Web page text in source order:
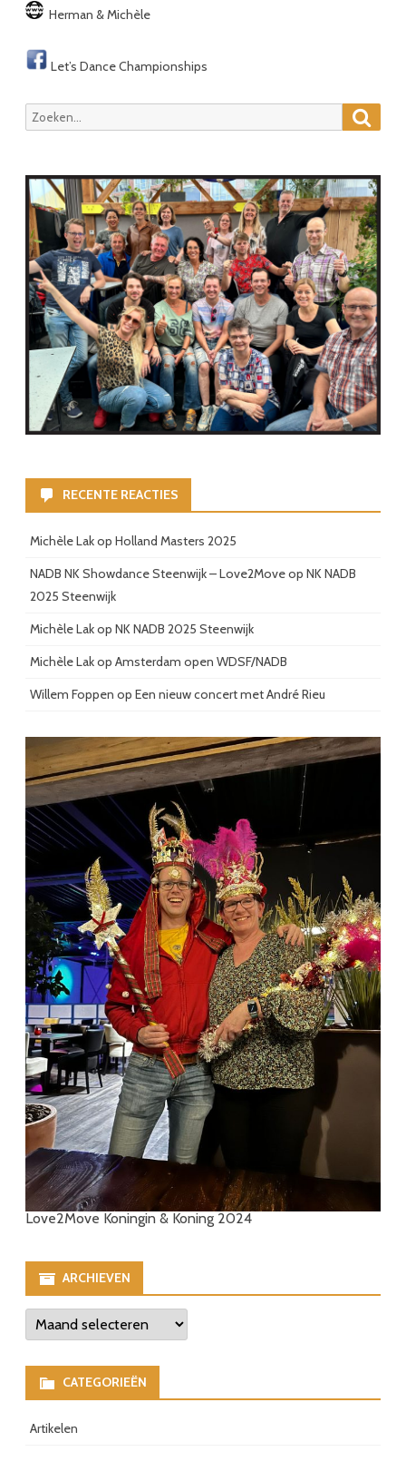
Herman & Michèle
Let’s Dance Championships
Zoeken
naar:
RECENTE REACTIES
Michèle Lakop Holland Masters 2025
NADB NK Showdance Steenwijk – Love2Moveop NK NADB
2025 Steenwijk
Michèle Lakop NK NADB 2025 Steenwijk
Michèle Lakop Amsterdam open WDSF/NADB
Willem Foppen op Een nieuw concert met André Rieu
Love2Move Koningin & Koning 2024
ARCHIEVEN
Archieven
CATEGORIEËN
Artikelen